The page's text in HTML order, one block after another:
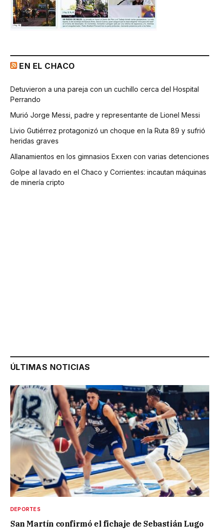
EN EL CHACO
Detuvieron a una pareja con un cuchillo cerca del Hospital
Perrando
Murió Jorge Messi, padre y representante de Lionel Messi
Livio Gutiérrez protagonizó un choque en la Ruta 89 y sufrió
heridas graves
Allanamientos en los gimnasios Exxen con varias detenciones
Golpe al lavado en el Chaco y Corrientes: incautan máquinas
de minería cripto
ÚLTIMAS NOTICIAS
DEPORTES
San Martín confirmó el fichaje de Sebastián Lugo